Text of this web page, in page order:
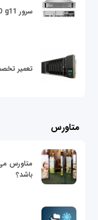
سرور dl380 g11
تعمیر
متاورس
متاورس
باشد؟